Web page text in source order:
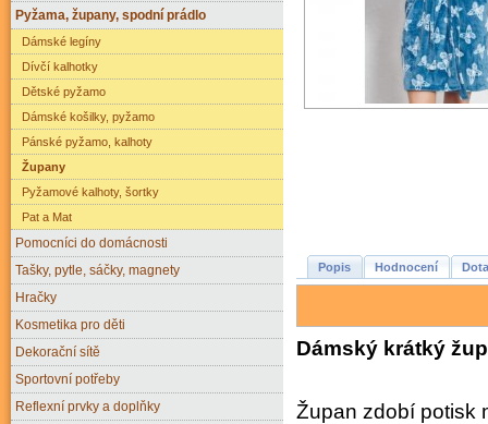
Popis Hodnocení
Dámský krátký
Župan zdobí potisk
Pyžama, župany, spodní prádlo
Dámské legíny
Dívčí kalhotky
Dětské pyžamo
Dámské košilky, pyžamo
Pánské pyžamo, kalhoty
Župany
Pyžamové kalhoty, šortky
Pat a Mat
Pomocníci do domácnosti
Tašky, pytle, sáčky, magnety
Hračky
Kosmetika pro děti
Dekorační sítě
Sportovní potřeby
Reflexní prvky a doplňky